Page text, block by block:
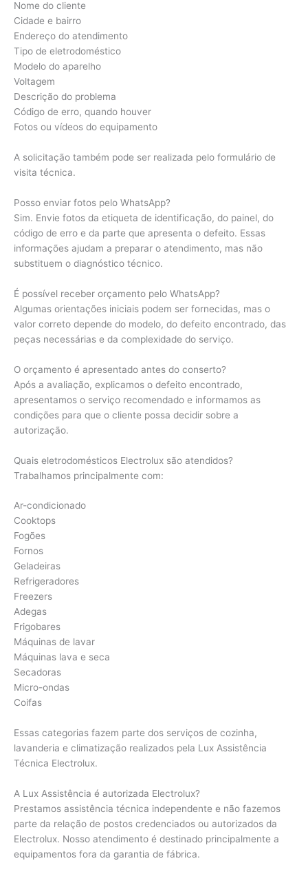
Nome do cliente
Cidade e bairro
Endereço do atendimento
Tipo de eletrodoméstico
Modelo do aparelho
Voltagem
Descrição do problema
Código de erro, quando houver
Fotos ou vídeos do equipamento
A solicitação também pode ser realizada pelo formulário de
visita técnica.
Posso enviar fotos pelo WhatsApp?
Sim. Envie fotos da etiqueta de identificação, do painel, do
código de erro e da parte que apresenta o defeito. Essas
informações ajudam a preparar o atendimento, mas não
substituem o diagnóstico técnico.
É possível receber orçamento pelo WhatsApp?
Algumas orientações iniciais podem ser fornecidas, mas o
valor correto depende do modelo, do defeito encontrado, das
peças necessárias e da complexidade do serviço.
O orçamento é apresentado antes do conserto?
Após a avaliação, explicamos o defeito encontrado,
apresentamos o serviço recomendado e informamos as
condições para que o cliente possa decidir sobre a
autorização.
Quais eletrodomésticos Electrolux são atendidos?
Trabalhamos principalmente com:
Ar-condicionado
Cooktops
Fogões
Fornos
Geladeiras
Refrigeradores
Freezers
Adegas
Frigobares
Máquinas de lavar
Máquinas lava e seca
Secadoras
Micro-ondas
Coifas
Essas categorias fazem parte dos serviços de cozinha,
lavanderia e climatização realizados pela Lux Assistência
Técnica Electrolux.
A Lux Assistência é autorizada Electrolux?
Prestamos assistência técnica independente e não fazemos
parte da relação de postos credenciados ou autorizados da
Electrolux. Nosso atendimento é destinado principalmente a
equipamentos fora da garantia de fábrica.